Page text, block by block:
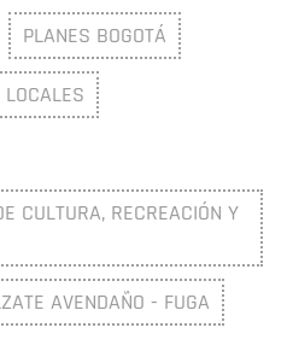
PLANES BOGOTÁ
CULTURA, RECREACIÓN Y
AVENDAÑO - FUGA